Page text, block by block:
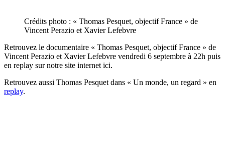
Crédits photo : « Thomas Pesquet, objectif France » de
Vincent Perazio et Xavier Lefebvre
Retrouvez le documentaire « Thomas Pesquet, objectif France » de
Vincent Perazio et Xavier Lefebvre vendredi 6 septembre à 22h puis
en replay sur notre site internet ici.
Retrouvez aussi Thomas Pesquet dans « Un monde, un regard » en
replay.